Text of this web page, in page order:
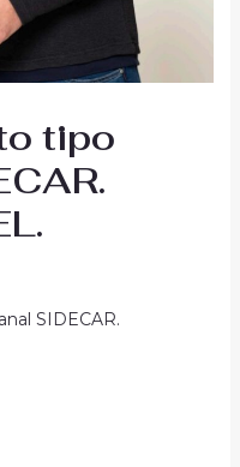
tipo
SIDECAR.